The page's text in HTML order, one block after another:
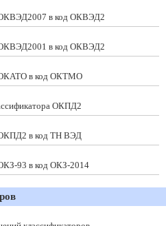
ОКВЭД2007 в код ОКВЭД2
ОКВЭД2001 в код ОКВЭД2
ОКАТО в код ОКТМО
ОКПД2
ОКПД2 в код ТН ВЭД
93 в код ОКЗ-2014